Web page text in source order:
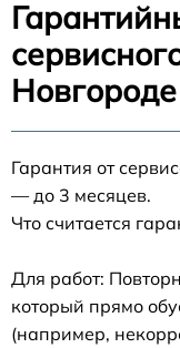
Новгороде
Гарантия от
— до 3 месяцев.
Что считается
Для работ:
который прямо
(например,